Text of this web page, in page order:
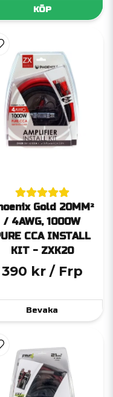
KÖP
Gold 20MM²
/ 4AWG, 1000W
CCA INSTALL
KIT - ZXK20
390 kr / Frp
Bevaka